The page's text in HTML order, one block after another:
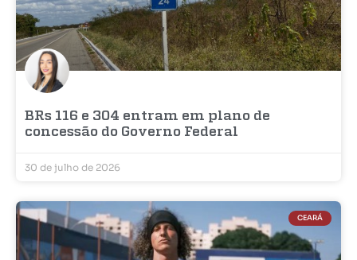
BRs 116 e 304 entram em plano de
concessão do Governo Federal
30 de julho de 2026
CEARÁ